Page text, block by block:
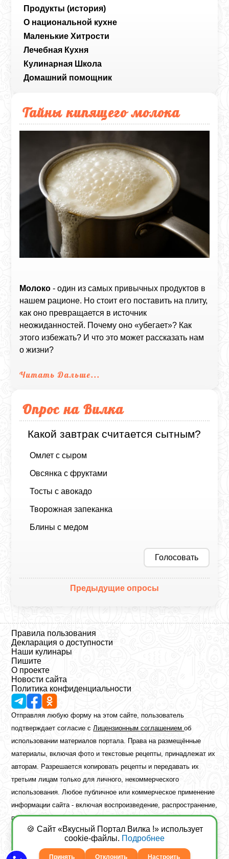
Продукты (история)
О национальной кухне
Маленькие Хитрости
Лечебная Кухня
Кулинарная Школа
Домашний помощник
Тайны кипящего молока
Молоко - один из самых привычных продуктов в
нашем рационе. Но стоит его поставить на плиту,
как оно превращается в источник
неожиданностей. Почему оно «убегает»? Как
этого избежать? И что это может рассказать нам
о жизни?
Читать Дальше...
Опрос на Вилка
Какой завтрак считается сытным?
Омлет с сыром
Овсянка с фруктами
Тосты с авокадо
Творожная запеканка
Блины с медом
Голосовать
Предыдущие опросы
Правила пользования
Декларация о доступности
Наши кулинары
Пишите
О проекте
Новости сайта
Политика конфиденциальности
Отправляя любую форму на этом сайте, пользователь
подтверждает согласие сЛицензионным соглашениемоб
использовании материалов портала. Права на размещённые
материалы, включая фото и текстовые рецепты, принадлежат их
авторам. Разрешается копировать рецепты и передавать их
третьим лицам только для личного, некоммерческого
использования. Любое публичное или коммерческое применение
информации сайта - включая воспроизведение, распространение,
публикацию или обработку - возможно лишь при наличии
предварительного письменного разрешения правообладателя.
Copyright ©2026 Вкусный Портал Вилка
Сайт построенfreebrush.net
🍪 Сайт «Вкусный Портал Вилка !» использует
cookie-файлы. Подробнее
Принять Отклонить Настроить